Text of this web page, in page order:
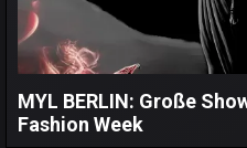
MYL BERLIN: Große
Fashion Week